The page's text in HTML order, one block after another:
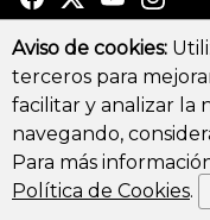
© Copyright
Aviso legal y Política
Aviso de cookies:
terceros para
facilitar y analizar la
navegando,
Para más
Política de Cookies.